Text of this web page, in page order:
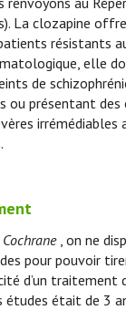
La clozapine
résistants
elle
de
ou présentant
irrémédiables
Cochrane, on ne
pour pouvoir
d’un traitement
études était de 3